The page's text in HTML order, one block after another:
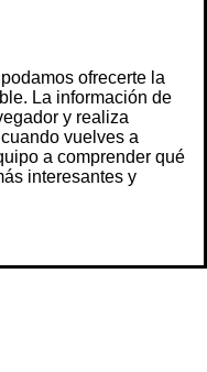
ofrecerte la
La información de
y realiza
vuelves a
a comprender qué
interesantes y